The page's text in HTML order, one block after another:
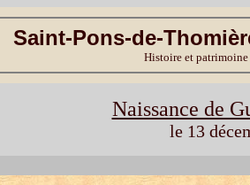
Saint-Pons-de-
Histoire et
Naissance de
le 13